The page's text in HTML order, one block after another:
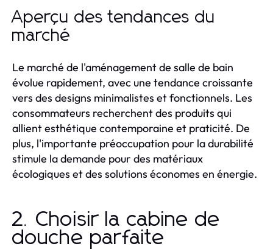
Aperçu des tendances du
marché
Le marché de l'aménagement de salle de bain
évolue rapidement, avec une tendance croissante
vers des designs minimalistes et fonctionnels. Les
consommateurs recherchent des produits qui
allient esthétique contemporaine et praticité. De
plus, l'importante préoccupation pour la durabilité
stimule la demande pour des matériaux
écologiques et des solutions économes en énergie.
2. Choisir la cabine de
douche parfaite